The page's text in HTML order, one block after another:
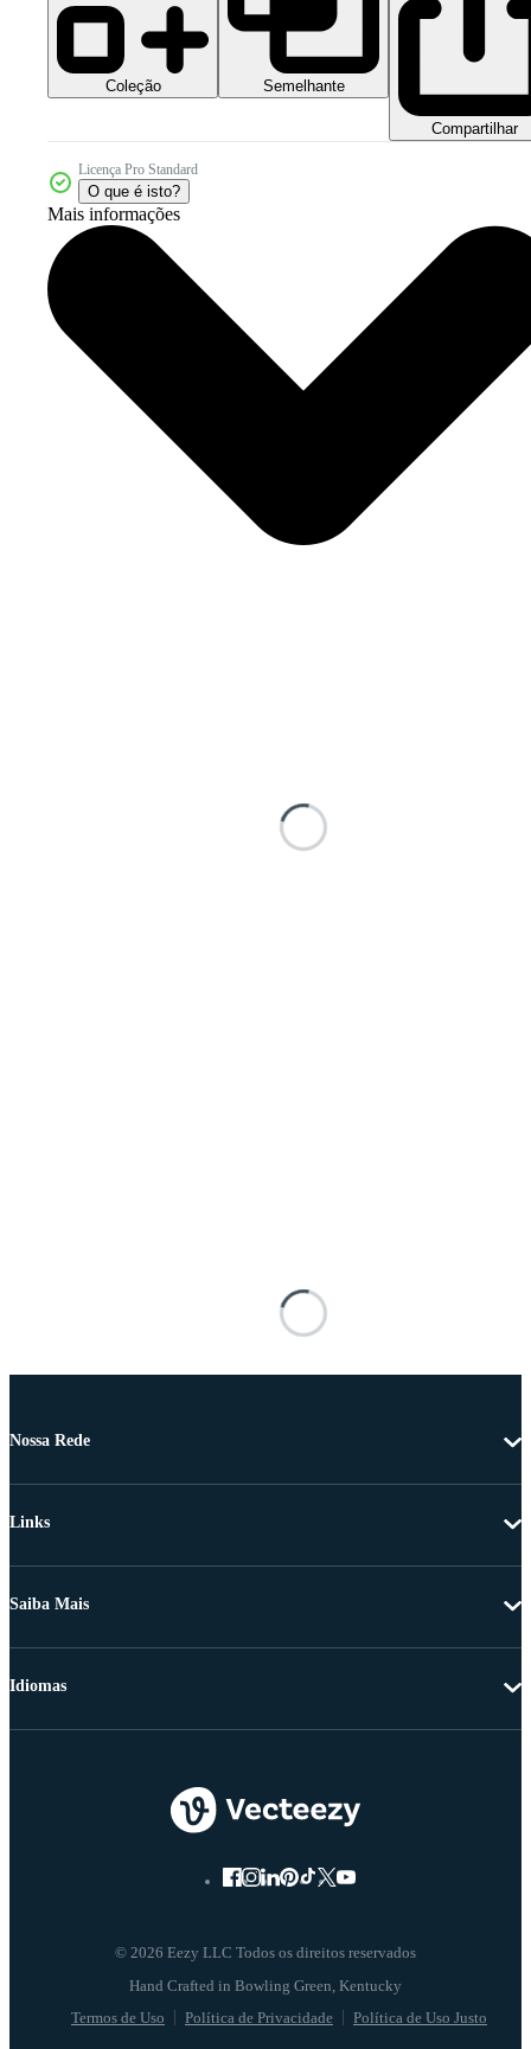
Coleção Semelhante
Compartilhar
Licença Pro Standard
O que é isto?
Mais informações
Nossa Rede
Links
Saiba Mais
© 2026 Eezy LLC Todos os direitos reservados
Termos de Uso Política de Privacidade Política de Uso Justo
Idiomas